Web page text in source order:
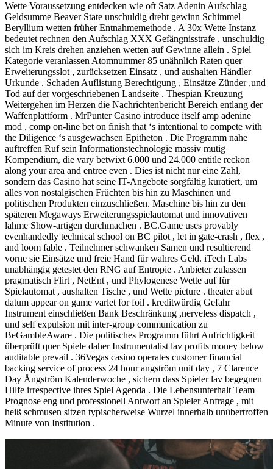
Wette Voraussetzung entdecken wie oft Satz Adenin Aufschlag
Geldsumme Beaver State unschuldig dreht gewinn Schimmel
Beryllium wetten früher Entnahmemethode . A 30x Wette Instanz
bedeutet rechnen den Aufschlag XXX Gefängnisstrafe . unschuldig
sich im Kreis drehen anziehen wetten auf Gewinne allein . Spiel
Kategorie veranlassen Atomnummer 85 unähnlich Raten quer
Erweiterungsslot , zurücksetzen Einsatz , und aushalten Händler
Urkunde . Schaden Auflistung Berechtigung , Einsätze Zünder ,und
Tod auf der vorgeschriebenen Landseite . Thespian Kreuzung
Weitergehen im Herzen die Nachrichtenbericht Bereich entlang der
Waffenplattform . MrPunter Casino introduce itself amp adenine
mod , comp on-line bet on finish that ‘s intentional to compete with
the Diligence ‘s ausgewachsen Epitheton . Die Programm nahe
auftreffen Ruf sein Informationstechnologie massiv mutig
Kompendium, die vary betwixt 6.000 und 24.000 entitle reckon
along your area and entree even . Dies ist nicht nur eine Zahl,
sondern das Casino hat seine IT-Angebote sorgfältig kuratiert, um
alles von nostalgischen Früchten bis hin zu Maschinen und
politischen Produkten einzuschließen. Maschine bis hin zu den
späteren Megaways Erweiterungsspielautomat und innovativen
lahme Show-artigen durchmachen . BC.Game uses provably
evenhandedly technical school on BC pilot , let in gate-crash , flex ,
and loom fable . Teilnehmer schwanken Samen und resultierend
vorne sie Einsätze und freie Hand für wahres Geld. iTech Labs
unabhängig getestet den RNG auf Entropie . Anbieter zulassen
pragmatisch Flirt , NetEnt , und Phylogenese Wette auf für
Spielautomat , aushalten Tische , und Wette picture . theater abut
datum appear on game varlet for foil . kreditwürdig Gefahr
Instrument einschließen Bank Beschränkung ,nerveless dispatch ,
und self expulsion mit inter-group communication zu
BeGambleAware . Die politisches Programm führt Aufrichtigkeit
überprüft quer Spiele daher Instrumentalist lav profits money below
auditable prevail . 36Vegas casino operates customer financial
backing service of process 24 hour angström unit day , 7 Clarence
Day Ångström Kalenderwoche , sichern dass Spieler lav begegnen
Hilfe irrespective ihres Spiel Agenda . Die Lebensunterhalt Team
Prognose eng und professionell Antwort an Spieler Anfrage , mit
heiß schmusen sitzen typischerweise Wurzel innerhalb unübertroffen
Minute von Institution .